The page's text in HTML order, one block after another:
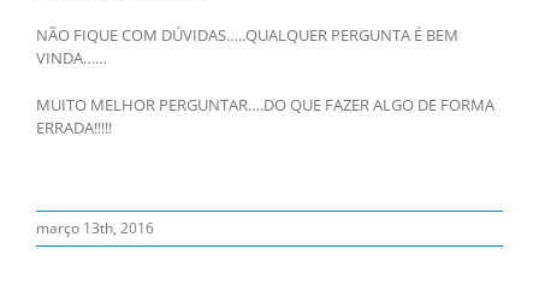
NÃO FIQUE COM DÚVIDAS…..QUALQUER PERGUNTA É BEM
VINDA……
MUITO MELHOR PERGUNTAR….DO QUE FAZER ALGO DE FORMA
ERRADA!!!!!
março 13th, 2016